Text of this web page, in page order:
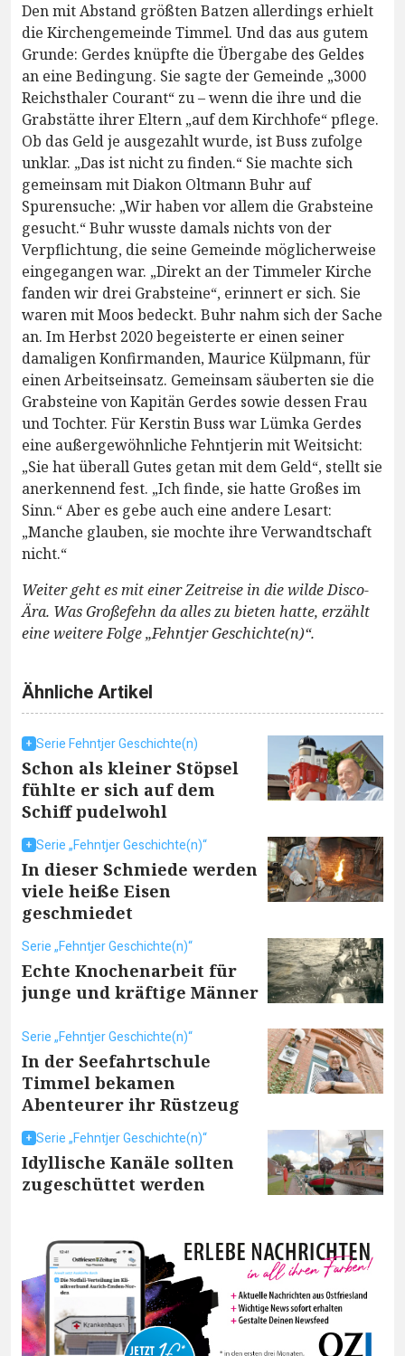
Den mit Abstand größten Batzen allerdings erhielt
die Kirchengemeinde Timmel. Und das aus gutem
Grunde: Gerdes knüpfte die Übergabe des Geldes
an eine Bedingung. Sie sagte der Gemeinde „3000
Reichsthaler Courant“ zu – wenn die ihre und die
Grabstätte ihrer Eltern „auf dem Kirchhofe“ pflege.
Ob das Geld je ausgezahlt wurde, ist Buss zufolge
unklar. „Das ist nicht zu finden.“ Sie machte sich
gemeinsam mit Diakon Oltmann Buhr auf
Spurensuche: „Wir haben vor allem die Grabsteine
gesucht.“ Buhr wusste damals nichts von der
Verpflichtung, die seine Gemeinde möglicherweise
eingegangen war. „Direkt an der Timmeler Kirche
fanden wir drei Grabsteine“, erinnert er sich. Sie
waren mit Moos bedeckt. Buhr nahm sich der Sache
an. Im Herbst 2020 begeisterte er einen seiner
damaligen Konfirmanden, Maurice Külpmann, für
einen Arbeitseinsatz. Gemeinsam säuberten sie die
Grabsteine von Kapitän Gerdes sowie dessen Frau
und Tochter. Für Kerstin Buss war Lümka Gerdes
eine außergewöhnliche Fehntjerin mit Weitsicht:
„Sie hat überall Gutes getan mit dem Geld“, stellt sie
anerkennend fest. „Ich finde, sie hatte Großes im
Sinn.“ Aber es gebe auch eine andere Lesart:
„Manche glauben, sie mochte ihre Verwandtschaft
nicht.“
Weiter geht es mit einer Zeitreise in die wilde Disco-
Ära. Was Großefehn da alles zu bieten hatte, erzählt
eine weitere Folge „Fehntjer Geschichte(n)“.
Ähnliche Artikel
Serie Fehntjer Geschichte(n)
Schon als kleiner Stöpsel
fühlte er sich auf dem
Schiff pudelwohl
Serie „Fehntjer Geschichte(n)“
In dieser Schmiede werden
viele heiße Eisen
geschmiedet
Serie „Fehntjer Geschichte(n)“
Echte Knochenarbeit für
junge und kräftige Männer
Serie „Fehntjer Geschichte(n)“
In der Seefahrtschule
Timmel bekamen
Abenteurer ihr Rüstzeug
Serie „Fehntjer Geschichte(n)“
Idyllische Kanäle sollten
zugeschüttet werden